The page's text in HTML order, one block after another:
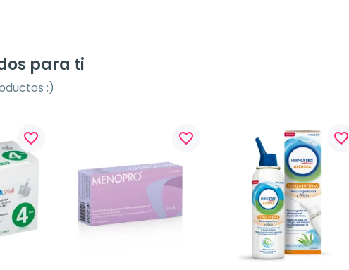
para ti
;)
favorite_border favorite_border favorite_border